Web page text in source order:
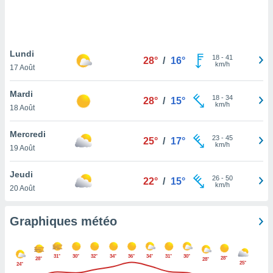
pas
de
à
cas,
que
sur le
ne
Lundi
17 Août
28° / 16° 18- 41
km/h
Mardi
18 Août
28° / 15° 18- 34
km/h
Mercredi
19 Août
25° / 17° 23- 45
km/h
Jeudi
20 Août
22° / 15° 26- 50
km/h
Graphiques météo
24°
28° 31° 30° 32° 34° 36° 34° 31° 30°
28°
28°
25°